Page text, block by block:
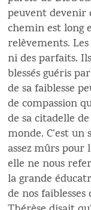
peuvent devenir
chemin est long
relèvements.
ni des parfaits.
blessés guéris
de sa faiblesse
de compassion
de sa citadelle
monde. C’est
assez mûrs pour
elle ne nous
la grande
de nos